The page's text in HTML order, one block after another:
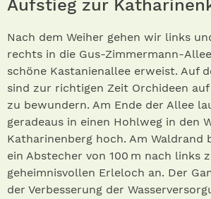
Aufstieg zur
Nach dem Weiher gehen wir links
rechts in die Gus-Zimmermann-
schöne Kastanienallee erweist. Auf
sind zur richtigen Zeit Orchideen
zu bewundern. Am Ende der Allee
geradeaus in einen Hohlweg in den
Katharinenberg hoch. Am Waldrand
ein Abstecher von 100 m nach links
geheimnisvollen Erleloch an. Der
der Verbesserung der